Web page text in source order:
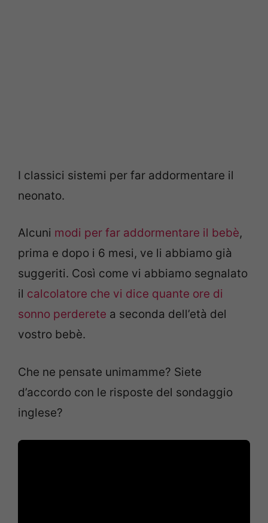
I classici sistemi per far addormentare il
neonato.
Alcuni modi per far addormentare il bebè,
prima e dopo i 6 mesi, ve li abbiamo già
suggeriti. Così come vi abbiamo segnalato
il calcolatore che vi dice quante ore di
sonno perderete a seconda dell’età del
vostro bebè.
Che ne pensate unimamme? Siete
d’accordo con le risposte del sondaggio
inglese?